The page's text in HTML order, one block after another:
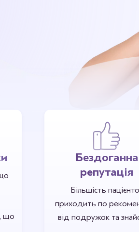
що
Бездоганна
репутація
Більшість
приходить по
від подружок та